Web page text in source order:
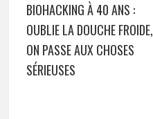
BIOHACKING À 40 ANS :
OUBLIE LA DOUCHE FROIDE,
ON PASSE AUX CHOSES
SÉRIEUSES